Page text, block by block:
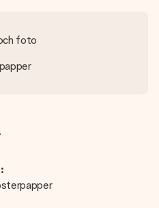
foto